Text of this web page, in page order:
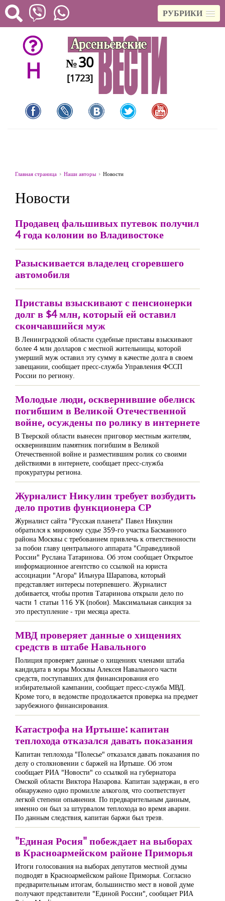
РУБРИКИ
H №30
[1723]
Главная страница Наши авторы Новости
Новости
Продавец фальшивых путевок получил
4 года колонии во Владивостоке
Разыскивается владелец сгоревшего
автомобиля
Приставы взыскивают с пенсионерки
долг в $4 млн, который ей оставил
скончавшийся муж
В Ленинградской области судебные приставы взыскивают
более 4 млн долларов с местной жительницы, которой
умерший муж оставил эту сумму в качестве долга в своем
завещании, сообщает пресс-служба Управления ФССП
России по региону.
Молодые люди, осквернившие обелиск
погибшим в Великой Отечественной
войне, осуждены по ролику в интернете
В Тверской области вынесен приговор местным жителям,
осквернившим памятник погибшим в Великой
Отечественной войне и разместившим ролик со своими
действиями в интернете, сообщает пресс-служба
прокуратуры региона.
Журналист Никулин требует возбудить
дело против функционера СР
Журналист сайта "Русская планета" Павел Никулин
обратился к мировому судье 359-го участка Басманного
района Москвы с требованием привлечь к ответственности
за побои главу центрального аппарата "Справедливой
России" Руслана Татаринова. Об этом сообщает Открытое
информационное агентство со ссылкой на юриста
ассоциации "Агора" Ильнура Шарапова, который
представляет интересы потерпевшего. Журналист
добивается, чтобы против Татаринова открыли дело по
части 1 статьи 116 УК (побои). Максимальная санкция за
это преступление - три месяца ареста.
МВД проверяет данные о хищениях
средств в штабе Навального
Полиция проверяет данные о хищениях членами штаба
кандидата в мэры Москвы Алексея Навального части
средств, поступавших для финансирования его
избирательной кампании, сообщает пресс-служба МВД.
Кроме того, в ведомстве продолжается проверка на предмет
зарубежного финансирования.
Катастрофа на Иртыше: капитан
теплохода отказался давать показания
Капитан теплохода "Полесье" отказался давать показания по
делу о столкновении с баржей на Иртыше. Об этом
сообщает РИА "Новости" со ссылкой на губернатора
Омской области Виктора Назарова. Капитан задержан, в его
обнаружено одно промилле алкоголя, что соответствует
легкой степени опьянения. По предварительным данным,
именно он был за штурвалом теплохода во время аварии.
По данным следствия, капитан баржи был трезв.
"Единая Росия" побеждает на выборах
в Красноармейском районе Приморья
Итоги голосования на выборах депутатов местной думы
подводят в Красноармейском районе Приморья. Согласно
предварительным итогам, большинство мест в новой думе
получают представители "Единой России", сообщает РИА